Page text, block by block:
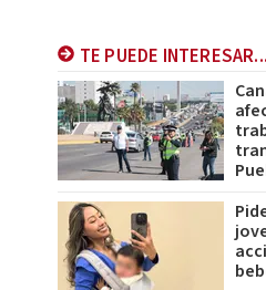
TE PUEDE INTERESAR...